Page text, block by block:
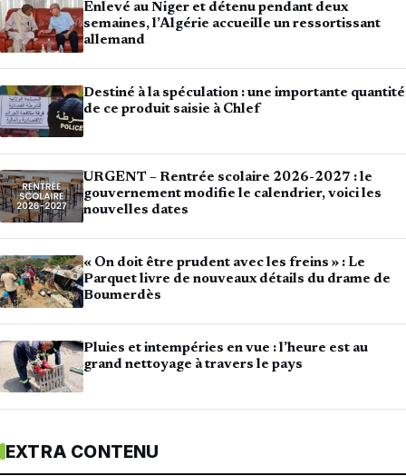
Enlevé au Niger et détenu pendant deux
semaines, l’Algérie accueille un ressortissant
allemand
Destiné à la spéculation : une importante quantité
de ce produit saisie à Chlef
URGENT – Rentrée scolaire 2026-2027 : le
gouvernement modifie le calendrier, voici les
nouvelles dates
« On doit être prudent avec les freins » : Le
Parquet livre de nouveaux détails du drame de
Boumerdès
Pluies et intempéries en vue : l’heure est au
grand nettoyage à travers le pays
EXTRA CONTENU